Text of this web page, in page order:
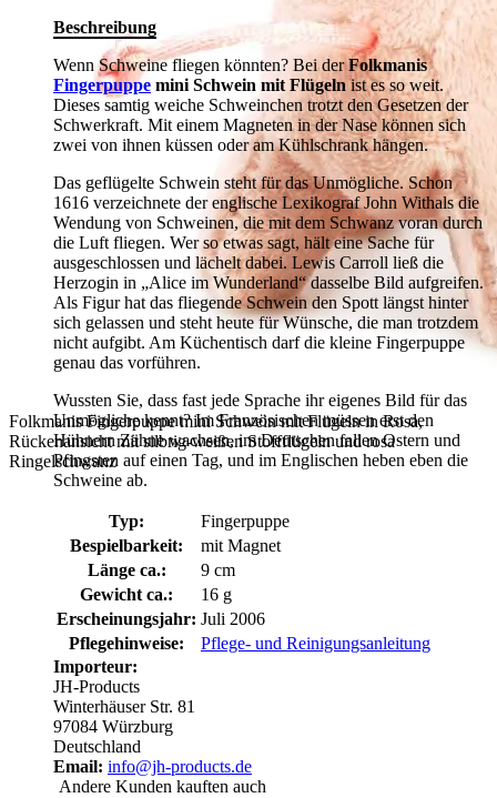
Folkmanis Fingerpuppe mini Schwein mit Flügeln in Rosa,
Rückenansicht mit silbrig-weißen Stoffflügeln und rosa
Ringelschwanz
Beschreibung
Wenn Schweine fliegen könnten? Bei derFolkmanis
Fingerpuppe mini Schwein mit Flügelnist es so weit.
Dieses samtig weiche Schweinchen trotzt den Gesetzen der
Schwerkraft. Mit einem Magneten in der Nase können sich
zwei von ihnen küssen oder am Kühlschrank hängen.
Das geflügelte Schwein steht für das Unmögliche. Schon
1616 verzeichnete der englische Lexikograf John Withals die
Wendung von Schweinen, die mit dem Schwanz voran durch
die Luft fliegen. Wer so etwas sagt, hält eine Sache für
ausgeschlossen und lächelt dabei. Lewis Carroll ließ die
Herzogin in „Alice im Wunderland“ dasselbe Bild aufgreifen.
Als Figur hat das fliegende Schwein den Spott längst hinter
sich gelassen und steht heute für Wünsche, die man trotzdem
nicht aufgibt. Am Küchentisch darf die kleine Fingerpuppe
genau das vorführen.
Wussten Sie, dass fast jede Sprache ihr eigenes Bild für das
Unmögliche kennt? Im Französischen müssen erst den
Hühnern Zähne wachsen, im Deutschen fallen Ostern und
Pfingsten auf einen Tag, und im Englischen heben eben die
Schweine ab.
Typ:
Fingerpuppe
Bespielbarkeit:
mit Magnet
Länge ca.:
9 cm
Gewicht ca.:
16 g
Erscheinungsjahr: Juli 2006
Pflegehinweise:
Pflege- und Reinigungsanleitung
Importeur:
JH-Products
Winterhäuser Str. 81
97084 Würzburg
Deutschland
Email: info@jh-products.de
Andere Kunden kauften auch